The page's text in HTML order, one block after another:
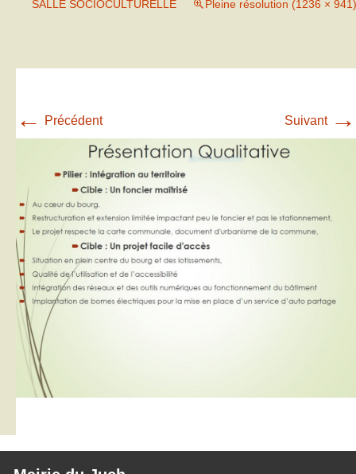
SALLE SOCIOCULTURELLE
Pleine résolution (1236 × 941)
← Précédent Suivant →